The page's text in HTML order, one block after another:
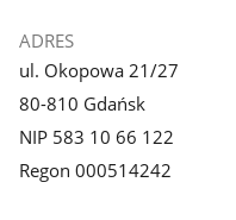
ADRES
ul. Okopowa 21/27
80-810 Gdańsk
NIP 583 10 66 122
Regon 000514242